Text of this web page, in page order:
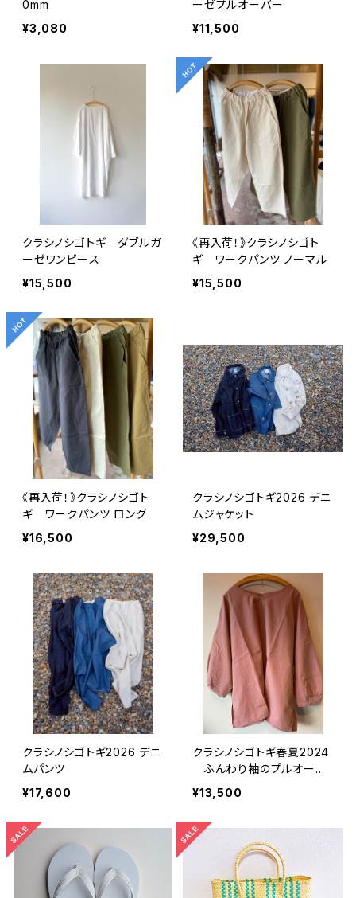
0mm
¥3,080
ーゼプルオーバー
¥11,500
クラシノシゴトギ ダブルガ
ーゼワンピース
¥15,500
《再入荷！》クラシノシゴト
ギ ワークパンツ ノーマル
¥15,500
《再入荷！》クラシノシゴト
ギ ワークパンツ ロング
¥16,500
クラシノシゴトギ2026 デニ
ムジャケット
¥29,500
クラシノシゴトギ2026 デニ
ムパンツ
¥17,600
クラシノシゴトギ春夏2024
ふんわり袖のプルオーバ
ー
¥13,500